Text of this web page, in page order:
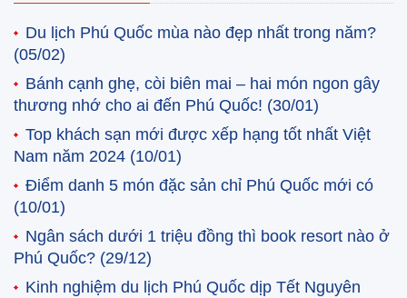
Du lịch Phú Quốc mùa nào đẹp nhất trong năm?
(05/02)
Bánh cạnh ghẹ, còi biên mai – hai món ngon gây
thương nhớ cho ai đến Phú Quốc! (30/01)
Top khách sạn mới được xếp hạng tốt nhất Việt
Nam năm 2024 (10/01)
Điểm danh 5 món đặc sản chỉ Phú Quốc mới có
(10/01)
Ngân sách dưới 1 triệu đồng thì book resort nào ở
Phú Quốc? (29/12)
Kinh nghiệm du lịch Phú Quốc dịp Tết Nguyên